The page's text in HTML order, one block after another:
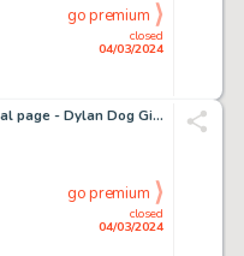
closed
04/03/2024
go premium
Mari, Nicola - 1 Original page - Dylan Dog Gigante #17 - "La statua di carne" - 2008
closed
04/03/2024
go premium